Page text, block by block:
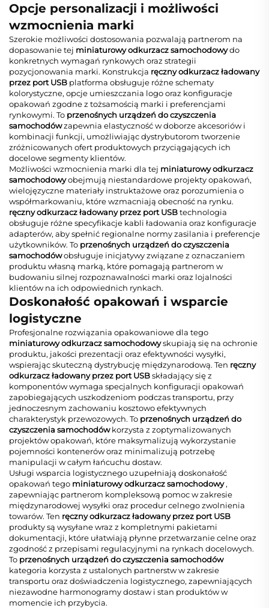
Opcje personalizacji i możliwości
wzmocnienia marki
Szerokie możliwości dostosowania pozwalają partnerom na
dopasowanie tej miniaturowy odkurzacz samochodowydo
konkretnych wymagań rynkowych oraz strategii
pozycjonowania marki. Konstrukcja ręczny odkurzacz ładowany
przez port USB platforma obsługuje różne schematy
kolorystyczne, opcje umieszczania logo oraz konfiguracje
opakowań zgodne z tożsamością marki i preferencjami
rynkowymi. To przenośnych urządzeń do czyszczenia
samochodówzapewnia elastyczność w doborze akcesoriów i
kombinacji funkcji, umożliwiając dystrybutorom tworzenie
zróżnicowanych ofert produktowych przyciągających ich
docelowe segmenty klientów.
Możliwości wzmocnienia marki dla tej miniaturowy odkurzacz
samochodowyobejmują niestandardowe projekty opakowań,
wielojęzyczne materiały instruktażowe oraz porozumienia o
współmarkowaniu, które wzmacniają obecność na rynku.
ręczny odkurzacz ładowany przez port USBtechnologia
obsługuje różne specyfikacje kabli ładowania oraz konfiguracje
adapterów, aby spełnić regionalne normy zasilania i preferencje
użytkowników. To przenośnych urządzeń do czyszczenia
samochodówobsługuje inicjatywy związane z oznaczaniem
produktu własną marką, które pomagają partnerom w
budowaniu silnej rozpoznawalności marki oraz lojalności
klientów na ich odpowiednich rynkach.
Doskonałość opakowań i wsparcie
logistyczne
Profesjonalne rozwiązania opakowaniowe dla tego
miniaturowy odkurzacz samochodowyskupiają się na ochronie
produktu, jakości prezentacji oraz efektywności wysyłki,
wspierając skuteczną dystrybucję międzynarodową. Ten ręczny
odkurzacz ładowany przez port USBskładający się z
komponentów wymaga specjalnych konfiguracji opakowań
zapobiegających uszkodzeniom podczas transportu, przy
jednoczesnym zachowaniu kosztowo efektywnych
charakterystyk przewozowych. To przenośnych urządzeń do
czyszczenia samochodówkorzysta z zoptymalizowanych
projektów opakowań, które maksymalizują wykorzystanie
pojemności kontenerów oraz minimalizują potrzebę
manipulacji w całym łańcuchu dostaw.
Usługi wsparcia logistycznego uzupełniają doskonałość
opakowań tego miniaturowy odkurzacz samochodowy,
zapewniając partnerom kompleksową pomoc w zakresie
międzynarodowej wysyłki oraz procedur celnego zwolnienia
towarów. Ten ręczny odkurzacz ładowany przez port USB
produkty są wysyłane wraz z kompletnymi pakietami
dokumentacji, które ułatwiają płynne przetwarzanie celne oraz
zgodność z przepisami regulacyjnymi na rynkach docelowych.
To przenośnych urządzeń do czyszczenia samochodów
kategoria korzysta z ustalonych partnerstw w zakresie
transportu oraz doświadczenia logistycznego, zapewniających
niezawodne harmonogramy dostaw i stan produktów w
momencie ich przybycia.